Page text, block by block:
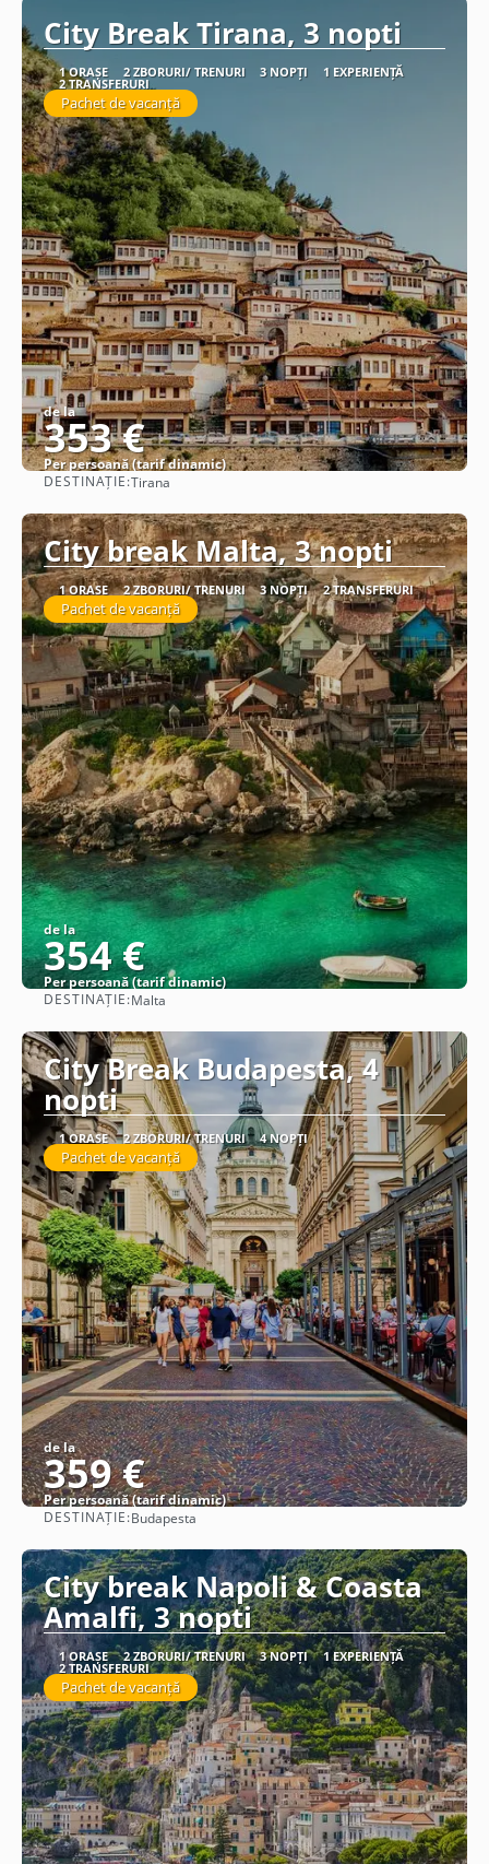
City Break Tirana, 3 nopti
1 ORAȘE 2 ZBORURI/ TRENURI 3 NOPȚI 1 EXPERIENȚĂ
2 TRANSFERURI
Pachet de vacanță
de la
353 €
Per persoană (tarif dinamic)
DESTINAȚIE:Tirana
City break Malta, 3 nopti
1 ORAȘE 2 ZBORURI/ TRENURI 3 NOPȚI 2 TRANSFERURI
Pachet de vacanță
de la
354 €
Per persoană (tarif dinamic)
DESTINAȚIE:Malta
City Break Budapesta, 4
nopti
1 ORAȘE 2 ZBORURI/ TRENURI 4 NOPȚI
Pachet de vacanță
de la
359 €
Per persoană (tarif dinamic)
DESTINAȚIE:Budapesta
City break Napoli & Coasta
Amalfi, 3 nopti
1 ORAȘE 2 ZBORURI/ TRENURI 3 NOPȚI 1 EXPERIENȚĂ
2 TRANSFERURI
Pachet de vacanță